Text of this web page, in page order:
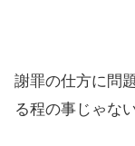
謝罪の仕方に問
る程の事じゃな